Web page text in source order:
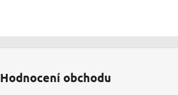
Hodnocení obchodu